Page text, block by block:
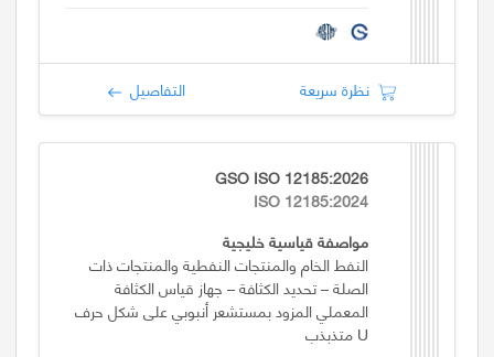
نظرة سريعة التفاصيل
GSO ISO 12185:2026
ISO 12185:2024
مواصفة قياسية خليجية
النفط الخام والمنتجات النفطية والمنتجات ذات
الصلة – تحديد الكثافة – جهاز قياس الكثافة
المعملي المزود بمستشعر أنبوبي على شكل حرف
U متذبذب